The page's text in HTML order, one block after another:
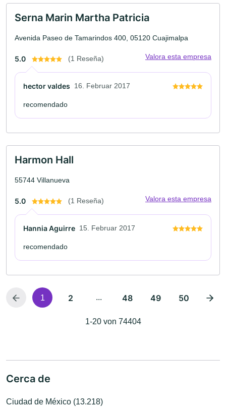
Serna Marin Martha Patricia
Avenida Paseo de Tamarindos 400, 05120 Cuajimalpa
5.0 (1 Reseña) Valora esta empresa
hector valdes 16. Februar 2017
recomendado
Harmon Hall
55744 Villanueva
5.0 (1 Reseña) Valora esta empresa
Hannia Aguirre 15. Februar 2017
recomendado
1 2 ... 48 49 50
1-20 von 74404
Cerca de
Ciudad de México (13.218)